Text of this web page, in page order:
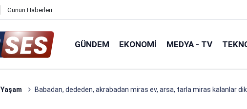
Günün Haberleri
GÜNDEM EKONOMI MEDYA - TV
Yaşam Babadan, dededen, akrabadan miras ev, arsa, tarla miras kalanlar